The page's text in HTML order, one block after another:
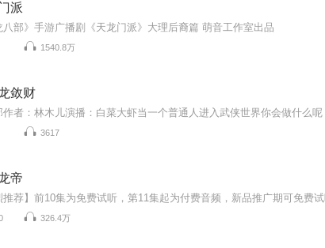
派
八部》手游广播剧《天龙门派》大理后裔篇 萌音工作室出品
1540.8万
敛财
作者：林木儿演播：白菜大虾当一个普通人进入武侠世界你会做什么呢
3617
帝
326.4万